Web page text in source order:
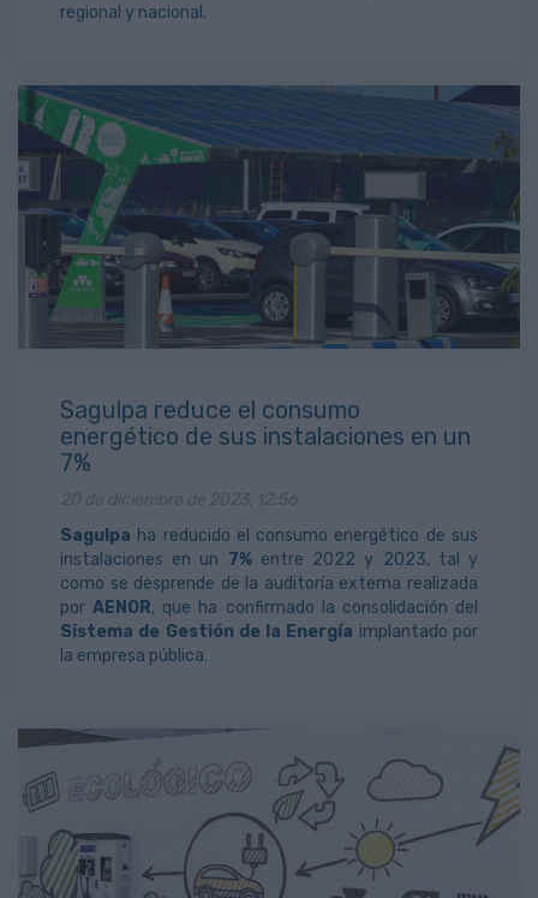
regional y nacional.
Sagulpa reduce el consumo
energético de sus instalaciones en un
7%
Sagulpa ha reducido el consumo energético de sus
instalaciones en un 7%entre 2022 y 2023, tal y
como se desprende de la auditoría externa realizada
porAENOR, que ha confirmado la consolidación del
Sistema de Gestión de la Energía implantado por
la empresa pública.